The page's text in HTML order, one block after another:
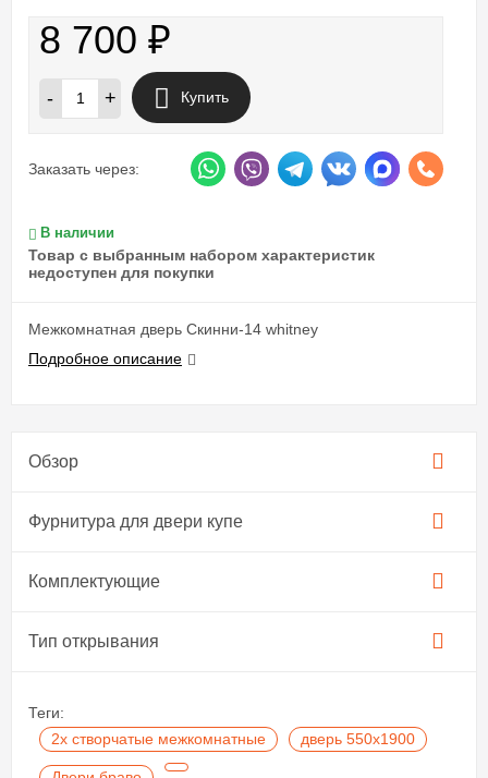
8 700 ₽
- + Купить
Заказать через:
В наличии
Товар с выбранным набором характеристик
недоступен для покупки
Межкомнатная дверь Скинни-14 whitney
Подробное описание
Обзор
Фурнитура для двери купе​
Комплектующие
Тип открывания
Теги:
2х створчатые межкомнатные
дверь 550х1900